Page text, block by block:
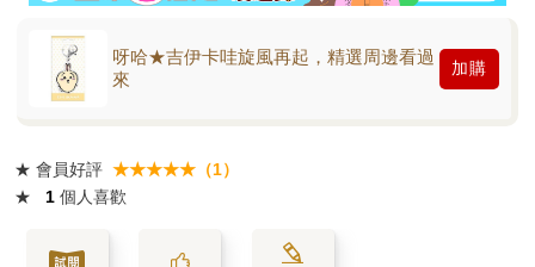
呀哈★吉伊卡哇旋風再起，精選周邊看過
來
加購
★ 會員好評 ★★★★★（1）
★
1 個人喜歡